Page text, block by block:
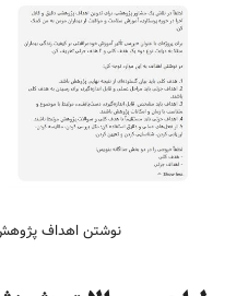
نوشتن اهداف